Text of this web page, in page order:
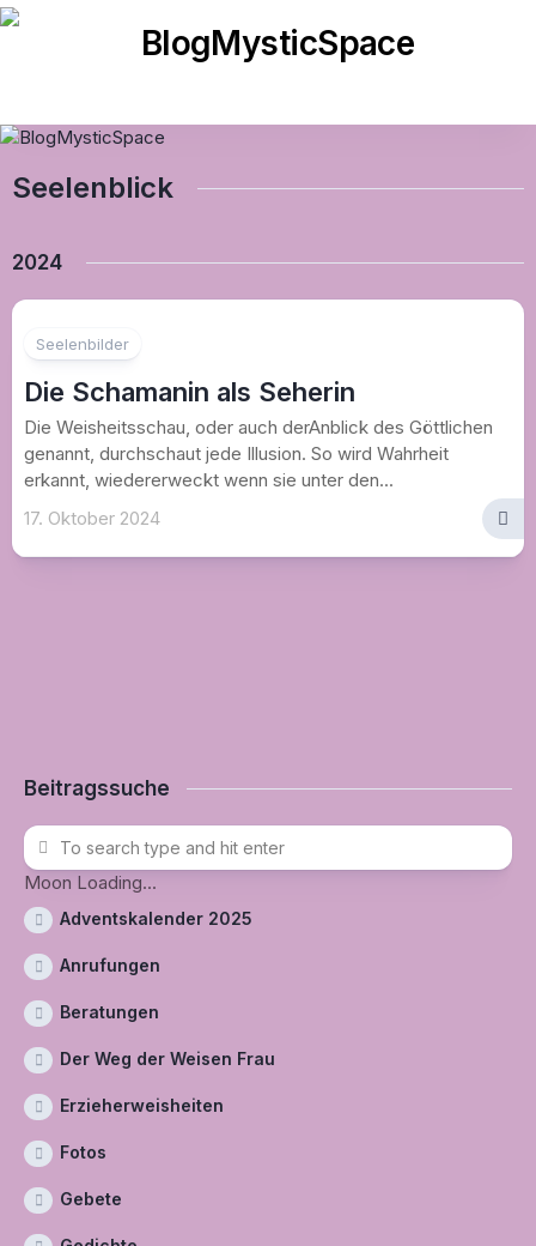
Skip
Seelenblick
2024
Seelenbilder
Die Schamanin als Seherin
Die Weisheitsschau, oder auch derAnblick des Göttlichen
genannt, durchschaut jede Illusion. So wird Wahrheit
erkannt, wiedererweckt wenn sie unter den...
17. Oktober 2024
Beitragssuche
Moon Loading...
Adventskalender 2025
Anrufungen
Beratungen
Der Weg der Weisen Frau
Erzieherweisheiten
Fotos
Gebete